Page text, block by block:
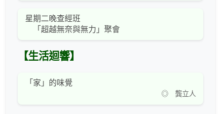
星期二晚查經班
「超越無奈與無力」聚會
【生活迴響】
「家」的味覺
◎ 龔立人